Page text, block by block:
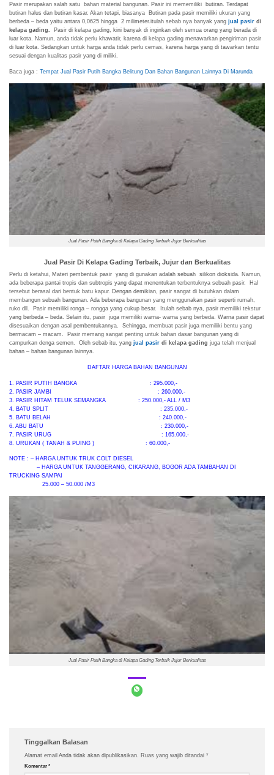
Pasir merupakan salah satu bahan material bangunan. Pasir ini mememiliki butiran. Terdapat
butiran halus dan butiran kasar. Akan tetapi, biasanya Butiran pada pasir memiliki ukuran yang
berbeda – beda yaitu antara 0,0625 hingga 2 milimeter.itulah sebab nya banyak yang jual pasir di
kelapa gading.
Pasir di kelapa gading, kini banyak di inginkan oleh semua orang yang berada di
luar kota. Namun, anda tidak perlu khawatir, karena di kelapa gading menawarkan pengiriman pasir
di luar kota. Sedangkan untuk harga anda tidak perlu cemas, karena harga yang di tawarkan tentu
sesuai dengan kualitas pasir yang di miliki.
Baca juga : Tempat Jual Pasir Putih Bangka Belitung Dan Bahan Bangunan Lainnya Di Marunda
Jual Pasir Putih Bangka di Kelapa Gading Terbaik Jujur Berkualitas
Jual Pasir Di Kelapa Gading Terbaik, Jujur dan Berkualitas
Perlu di ketahui, Materi pembentuk pasir yang di gunakan adalah sebuah silikon dioksida. Namun,
ada beberapa pantai tropis dan subtropis yang dapat menentukan terbentuknya sebuah pasir. Hal
tersebut berasal dari bentuk batu kapur. Dengan demikian, pasir sangat di butuhkan dalam
membangun sebuah bangunan. Ada beberapa bangunan yang menggunakan pasir seperti rumah,
ruko dll. Pasir memiliki ronga – rongga yang cukup besar. Itulah sebab nya, pasir memiliki tekstur
yang berbeda – beda. Selain itu, pasir juga memiliki warna- warna yang berbeda. Warna pasir dapat
disesuaikan dengan asal pembentukannya. Sehingga, membuat pasir juga memiliki bentu yang
bermacam – macam. Pasir memang sangat penting untuk bahan dasar bangunan yang di
campurkan denga semen. Oleh sebab itu, yang jual pasir di kelapa gading juga telah menjual
bahan – bahan bangunan lainnya.
DAFTAR HARGA BAHAN BANGUNAN
1. PASIR PUTIH BANGKA : 295.000,-
2. PASIR JAMBI : 260.000,-
3. PASIR HITAM TELUK SEMANGKA : 250.000,- ALL / M3
4. BATU SPLIT : 235.000,-
5. BATU BELAH : 240.000,-
6. ABU BATU : 230.000,-
7. PASIR URUG : 165.000,-
8. URUKAN ( TANAH & PUING ) : 60.000,-
NOTE : – HARGA UNTUK TRUK COLT DIESEL
– HARGA UNTUK TANGGERANG, CIKARANG, BOGOR ADA TAMBAHAN DI
TRUCKING SAMPAI
25.000 – 50.000 /M3
Jual Pasir Putih Bangka di Kelapa Gading Terbaik Jujur Berkualitas
Tinggalkan Balasan
Alamat email Anda tidak akan dipublikasikan. Ruas yang wajib ditandai *
Komentar *